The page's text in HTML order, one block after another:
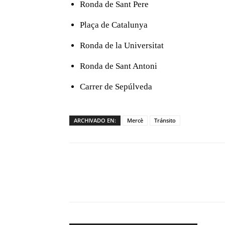
Ronda de Sant Pere
Plaça de Catalunya
Ronda de la Universitat
Ronda de Sant Antoni
Carrer de Sepúlveda
ARCHIVADO EN: Mercè Tránsito